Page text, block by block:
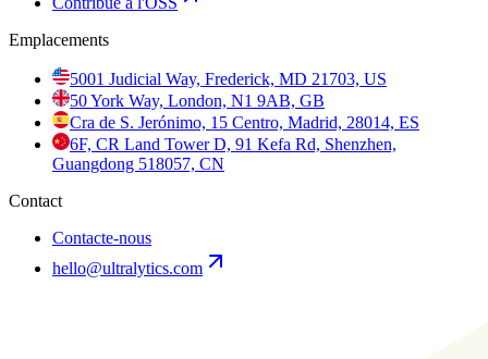
Emplacements
5001 Judicial Way, Frederick, MD 21703, US
50 York Way, London, N1 9AB, GB
Cra de S. Jerónimo, 15 Centro, Madrid, 28014, ES
6F, CR Land Tower D, 91 Kefa Rd, Shenzhen,
Guangdong 518057, CN
Contact
Contacte-nous
hello@ultralytics.com